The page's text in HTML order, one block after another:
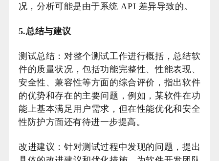
况，分析可能是由于系统 API 差异导致的。
5.总结与建议
测试总结：对整个测试工作进行概括，总结软
件的质量状况，包括功能完整性、性能表现、
安全性、兼容性等方面的综合评价，指出软件
的优势和存在的主要问题，例如，某软件在功
能上基本满足用户需求，但在性能优化和安全
性防护方面还有待进一步提高。
改进建议：针对测试过程中发现的问题，提出